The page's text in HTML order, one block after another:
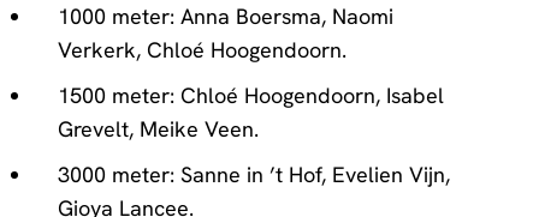
1000 meter: Anna Boersma, Naomi
Verkerk, Chloé Hoogendoorn.
1500 meter: Chloé Hoogendoorn, Isabel
Grevelt, Meike Veen.
3000 meter: Sanne in ’t Hof, Evelien Vijn,
Gioya Lancee.